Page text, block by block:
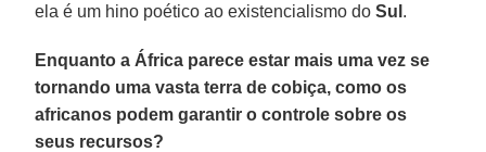
ela é um hino poético ao existencialismo doSul .
Enquanto a África parece estar mais uma vez se
tornando uma vasta terra de cobiça, como os
africanos podem garantir o controle sobre os
seus recursos?